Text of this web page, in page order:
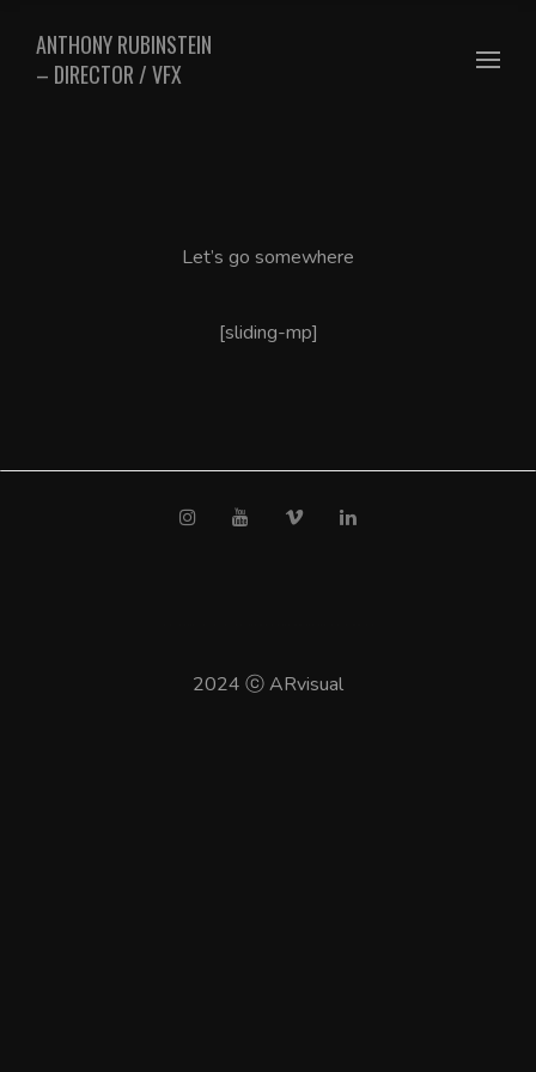
ANTHONY RUBINSTEIN
– DIRECTOR / VFX
Let’s go somewhere
[sliding-mp]
2024 ⓒ ARvisual